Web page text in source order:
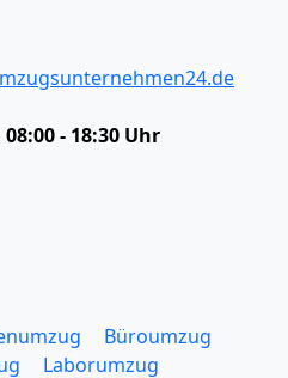
08:00 - 18:30 Uhr
Büroumzug
Laborumzug